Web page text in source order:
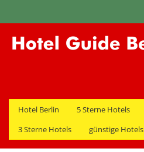
Hotel Berlin 5 Sterne Hotels
3 Sterne Hotels
günstige Hotels